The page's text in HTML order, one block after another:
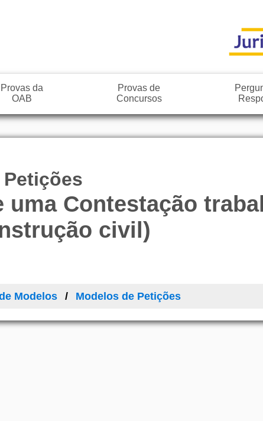
Provas da
OAB
Provas de
Concursos
uma Contestação
civil)
Modelos Modelos de Petições